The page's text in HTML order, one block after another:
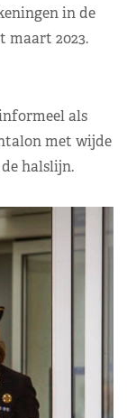
in de
maart 2023.
als
met wijde
halslijn.